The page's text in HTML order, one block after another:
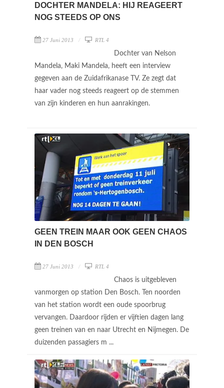
DOCHTER MANDELA: HIJ REAGEERT
NOG STEEDS OP ONS
27 Juni 2013 RTL 4
Dochter van Nelson
Mandela, Maki Mandela, heeft een interview
gegeven aan de Zuidafrikanase TV. Ze zegt dat
haar vader nog steeds reageert op de stemmen
van zijn kinderen en hun aanrakingen.
GEEN TREIN MAAR OOK GEEN CHAOS
IN DEN BOSCH
27 Juni 2013 RTL 4
Chaos is uitgebleven
vanmorgen op station Den Bosch. Ten noorden
van het station wordt een oude spoorbrug
vervangen. Daardoor rijden er vijftien dagen lang
geen treinen van en naar Utrecht en Nijmegen. De
duizenden passagiers m ...